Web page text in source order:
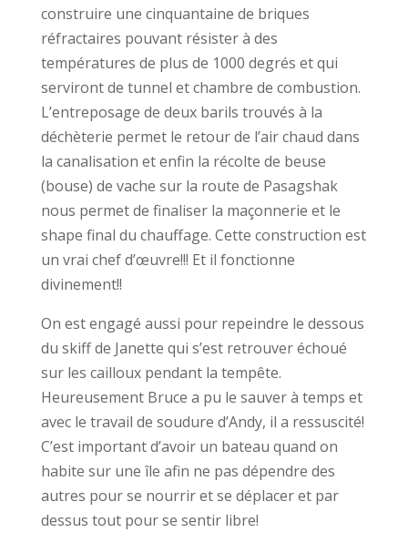
construire une cinquantaine de briques
réfractaires pouvant résister à des
températures de plus de 1000 degrés et qui
serviront de tunnel et chambre de combustion.
L’entreposage de deux barils trouvés à la
déchèterie permet le retour de l’air chaud dans
la canalisation et enfin la récolte de beuse
(bouse) de vache sur la route de Pasagshak
nous permet de finaliser la maçonnerie et le
shape final du chauffage. Cette construction est
un vrai chef d’œuvre!!! Et il fonctionne
divinement!!
On est engagé aussi pour repeindre le dessous
du skiff de Janette qui s’est retrouver échoué
sur les cailloux pendant la tempête.
Heureusement Bruce a pu le sauver à temps et
avec le travail de soudure d’Andy, il a ressuscité!
C’est important d’avoir un bateau quand on
habite sur une île afin ne pas dépendre des
autres pour se nourrir et se déplacer et par
dessus tout pour se sentir libre!